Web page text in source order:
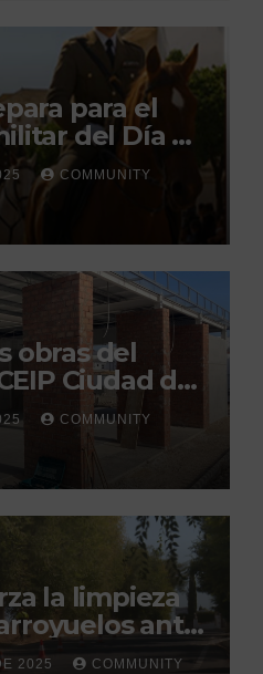
para el
del Día de
por
de Cría
COMMUNITY
obras del
Ciudad del
está
de 2025
COMMUNITY
la limpieza
ante
lluvias
2025 COMMUNITY